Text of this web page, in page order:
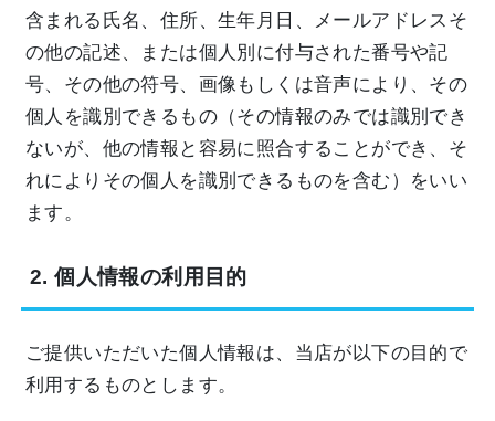
含まれる氏名、住所、生年月日、メールアドレスそ
の他の記述、または個人別に付与された番号や記
号、その他の符号、画像もしくは音声により、その
個人を識別できるもの（その情報のみでは識別でき
ないが、他の情報と容易に照合することができ、そ
れによりその個人を識別できるものを含む）をいい
ます。
2. 個人情報の利用目的
ご提供いただいた個人情報は、当店が以下の目的で
利用するものとします。